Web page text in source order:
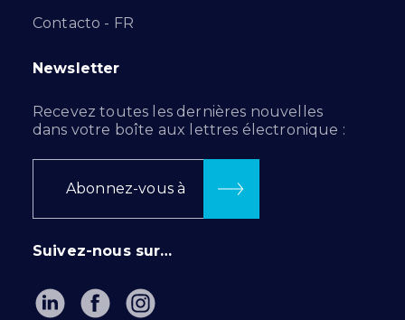
Contacto - FR
Newsletter
Recevez toutes les dernières nouvelles
dans votre boîte aux lettres électronique :
Abonnez-vous à
Suivez-nous sur…